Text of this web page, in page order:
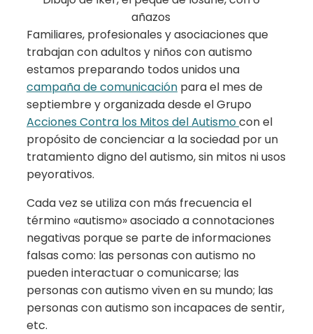
añazos
Familiares, profesionales y asociaciones que
trabajan con adultos y niños con autismo
estamos preparando todos unidos una
campaña de comunicación para el mes de
septiembre y organizada desde el Grupo
Acciones Contra los Mitos del Autismocon el
propósito de concienciar a la sociedad por un
tratamiento digno del autismo, sin mitos ni usos
peyorativos.
Cada vez se utiliza con más frecuencia el
término «autismo» asociado a connotaciones
negativas porque se parte de informaciones
falsas como: las personas con autismo no
pueden interactuar o comunicarse; las
personas con autismo viven en su mundo; las
personas con autismo son incapaces de sentir,
etc.